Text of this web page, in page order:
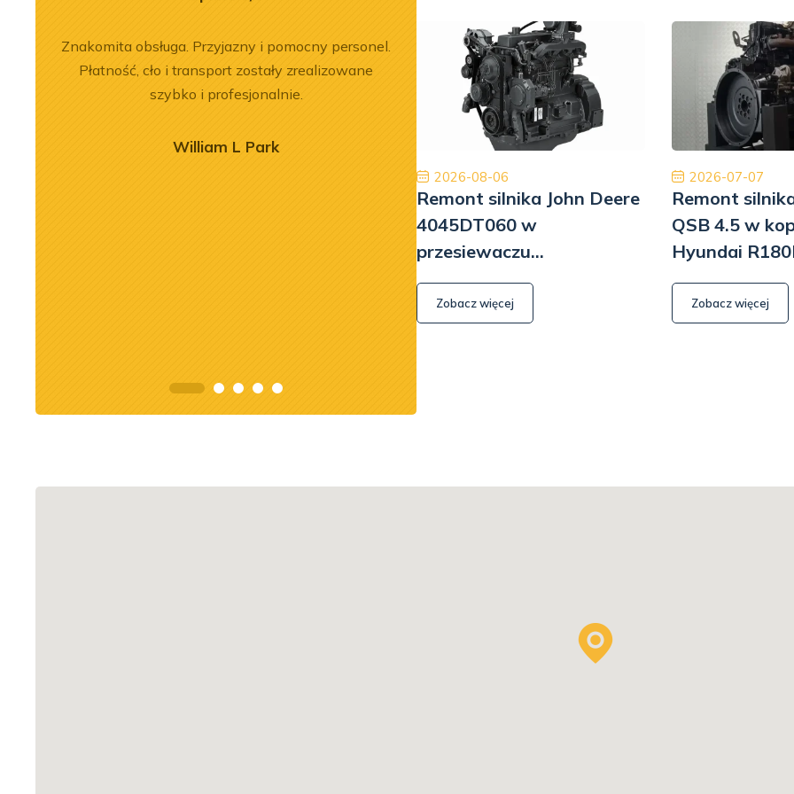
Znakomita obsługa. Przyjazny i pomocny personel.
Płatność, cło i transport zostały zrealizowane
szybko i profesjonalnie.
William L Park
Jestem bardzo zadowolony z naszej współpracy.
Dobry zespół, dobra obsługa, dobra cena, dobre
części. Dziękuję!
Tiberiu Demeter
2026-08-06
Remont silnika John Deere
4045DT060 w
przesiewaczu
Powerscreen Warrior 800
Zobacz więcej
2026-07-07
Remont
QSB 4.5 w
Hyundai
Zobacz więcej